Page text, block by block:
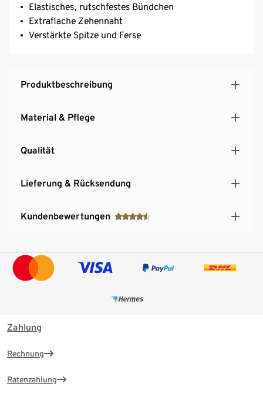
Elastisches, rutschfestes Bündchen
Extraflache Zehennaht
Verstärkte Spitze und Ferse
Produktbeschreibung
Material & Pflege
Qualität
Lieferung & Rücksendung
Kundenbewertungen
Zahlung
Rechnung
Ratenzahlung